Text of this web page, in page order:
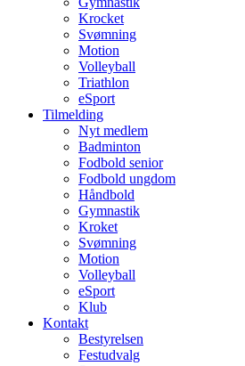
Krocket
Svømning
Motion
Volleyball
Triathlon
eSport
Tilmelding
Nyt medlem
Badminton
Fodbold senior
Fodbold ungdom
Håndbold
Gymnastik
Kroket
Svømning
Motion
Volleyball
eSport
Klub
Kontakt
Bestyrelsen
Festudvalg